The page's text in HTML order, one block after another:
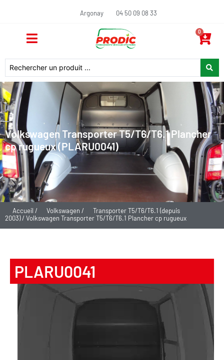
Argonay 04 50 09 08 33
0
Volkswagen Transporter T5/T6/T6.1 Plancher
cp rugueux (PLARU0041)
Accueil / Volkswagen /
Transporter T5/T6/T6.1 (depuis
2003)/ Volkswagen Transporter T5/T6/T6.1 Plancher cp rugueux
PLARU0041